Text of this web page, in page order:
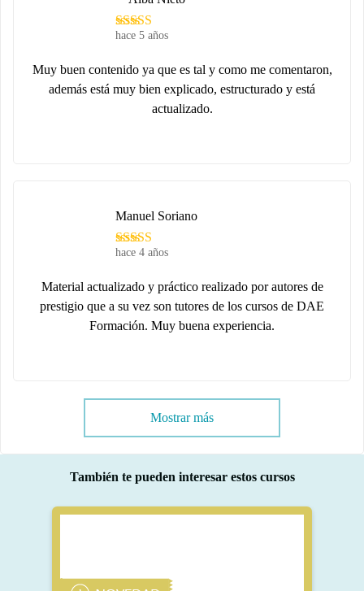
hace 5 años
Muy buen contenido ya que es tal y como me comentaron,
además está muy bien explicado, estructurado y está
actualizado.
hace 4 años
Manuel Soriano
Material actualizado y práctico realizado por autores de
prestigio que a su vez son tutores de los cursos de DAE
Formación. Muy buena experiencia.
Mostrar más
También te pueden interesar estos cursos